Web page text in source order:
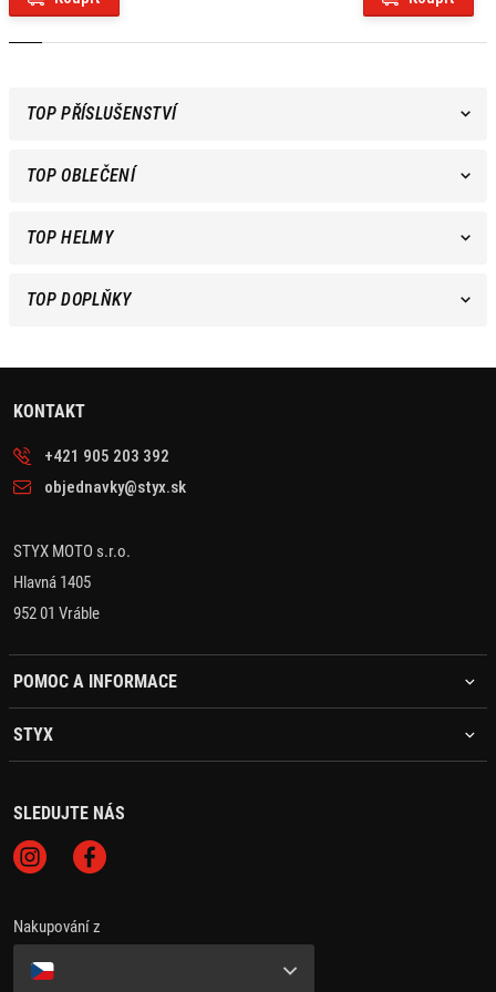
TOP PŘÍSLUŠENSTVÍ
TOP OBLEČENÍ
TOP HELMY
TOP DOPLŇKY
KONTAKT
+421 905 203 392
objednavky@styx.sk
STYX MOTO s.r.o.
Hlavná 1405
952 01 Vráble
POMOC A INFORMACE
STYX
SLEDUJTE NÁS
Nakupování z